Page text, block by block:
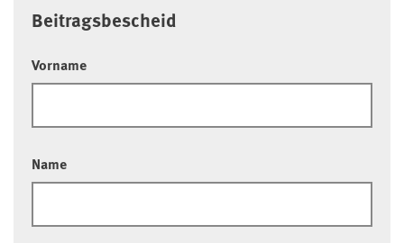
Beitragsbescheid
Vorname
Name